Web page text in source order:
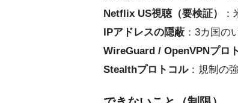
Netflix US視聴（要検証）
IPアドレスの隠蔽 ：3カ国の
WireGuard / OpenVPNプロ
Stealthプロトコル：規制の